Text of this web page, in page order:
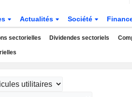
Actualités Société
sectorielles Dividendes sectoriels